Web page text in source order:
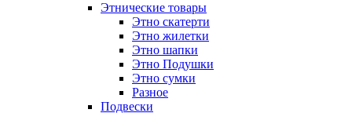
Этнические товары
Этно скатерти
Этно жилетки
Этно шапки
Этно Подушки
Этно сумки
Разное
Подвески